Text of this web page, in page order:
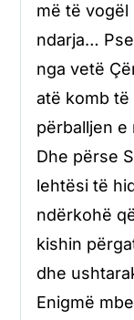
më të vogël
ndarja…
nga vetë
atë komb të
përballjen e
Dhe përse
lehtësi të
ndërkohë
kishin
dhe
Enigmë